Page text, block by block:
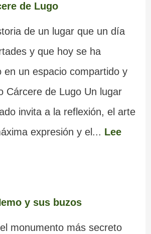
de Lugo
de un lugar que un día
y que hoy se ha
en un espacio compartido y
Cárcere de Lugo Un lugar
invita a la reflexión, el arte
expresión y el... Lee
y sus buzos
monumento más secreto